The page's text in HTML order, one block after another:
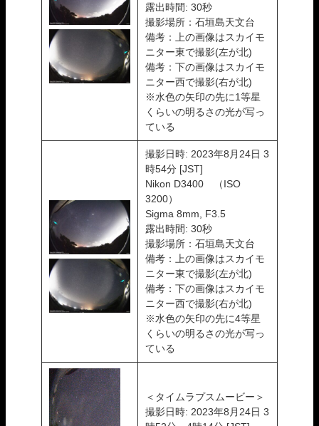
露出時間: 30秒
撮影場所：石垣島天文台
備考：上の画像はスカイモ
ニター東で撮影(左が北)
備考：下の画像はスカイモ
ニター西で撮影(右が北)
※水色の矢印の先に1等星
くらいの明るさの光が写っ
ている
撮影日時: 2023年8月24日 3
時54分 [JST]
Nikon D3400 （ISO
3200）
Sigma 8mm, F3.5
露出時間: 30秒
撮影場所：石垣島天文台
備考：上の画像はスカイモ
ニター東で撮影(左が北)
備考：下の画像はスカイモ
ニター西で撮影(右が北)
※水色の矢印の先に4等星
くらいの明るさの光が写っ
ている
＜タイムラプスムービー＞
撮影日時: 2023年8月24日 3